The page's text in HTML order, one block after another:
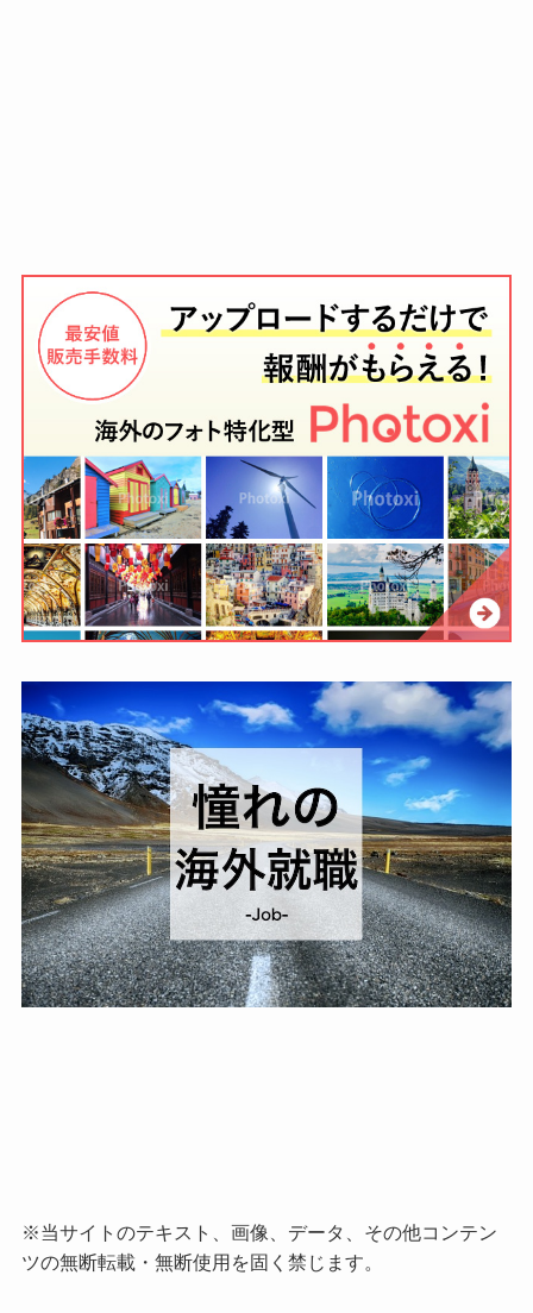
※当サイトのテキスト、画像、データ、その他コンテン
ツの無断転載・無断使用を固く禁じます。